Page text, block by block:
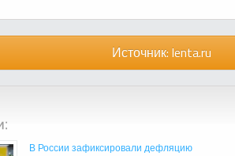
Источник: lenta.ru
В России зафиксировали дефляцию